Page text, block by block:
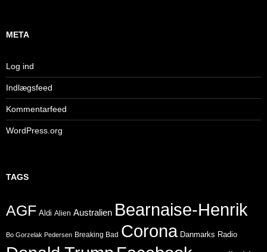
META
Log ind
Indlægsfeed
Kommentarfeed
WordPress.org
TAGS
AGF Aldi Alien Australien Bearnaise-Henrik
Bo Gorzelak Pedersen Breaking Bad Corona Danmarks Radio